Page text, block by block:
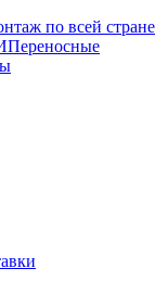
по всей стране
Переносные